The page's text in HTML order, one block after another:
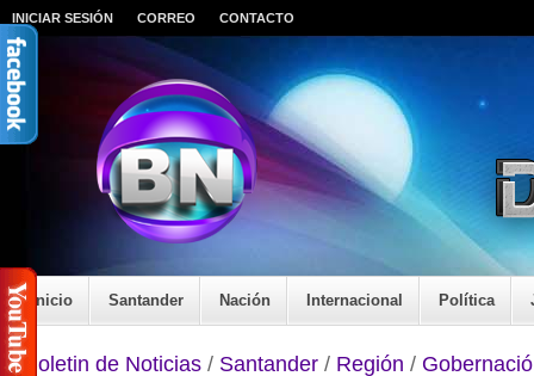
INICIAR SESIÓN CORREO CONTACTO
Inicio Santander Nación Internacional Política
Boletin de Noticias / Santander / Región /